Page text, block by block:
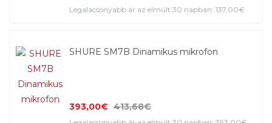
Legalacsonyabb ár az elmúlt 30 napban: 137,00€
SHURE SM7B Dinamikus mikrofon
393,00€ 413,68€